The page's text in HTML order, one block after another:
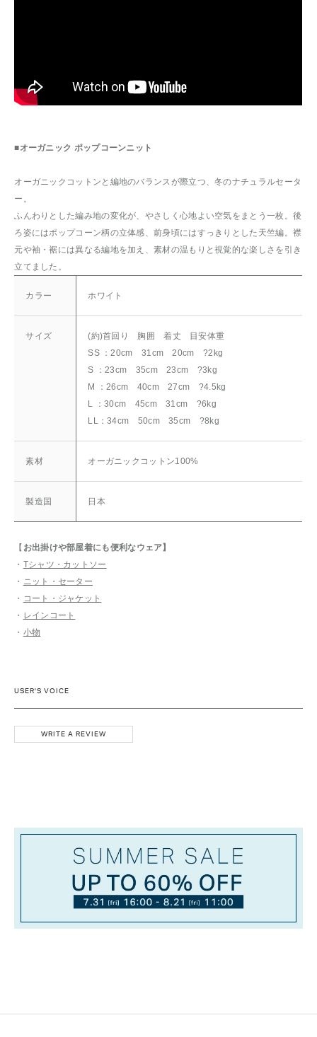
■オーガニック ポップコーンニット
オーガニックコットンと編地のバランスが際立つ、冬のナチュラルセータ
ー。
ふんわりとした編み地の変化が、やさしく心地よい空気をまとう一枚。後
ろ姿にはポップコーン柄の立体感、前身頃にはすっきりとした天竺編。襟
元や袖・裾には異なる編地を加え、素材の温もりと視覚的な楽しさを引き
立てました。
カラー ホワイト
サイズ
(約)首回り 胸囲 着丈 目安体重
SS ：20cm 31cm 20cm ?2kg
S ：23cm 35cm 23cm ?3kg
M ：26cm 40cm 27cm ?4.5kg
L ：30cm 45cm 31cm ?6kg
LL：34cm 50cm 35cm ?8kg
素材 オーガニックコットン100%
製造国 日本
【 お出掛けや部屋着にも便利なウェア】
・ Tシャツ・カットソー
・ ニット・セーター
・ コート・ジャケット
・ レインコート
・ 小物
USER'S VOICE
WRITE A REVIEW